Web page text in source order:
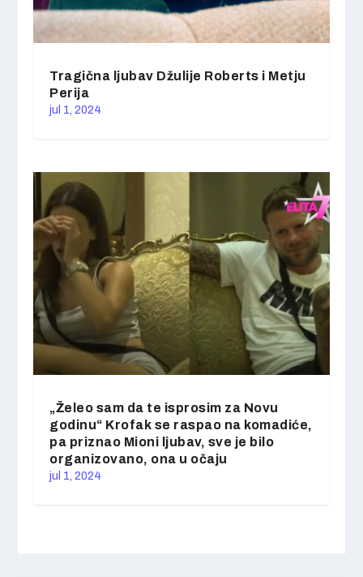
Tragična ljubav Džulije Roberts i Metju
Perija
jul 1, 2024
„Želeo sam da te isprosim za Novu
godinu“ Krofak se raspao na komadiće,
pa priznao Mioni ljubav, sve je bilo
organizovano, ona u očaju
jul 1, 2024